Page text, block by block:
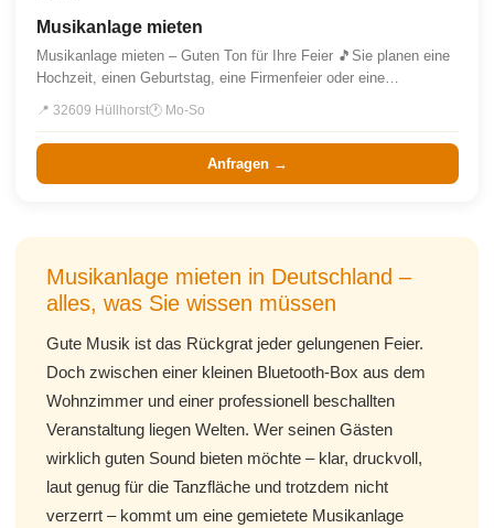
Musikanlage mieten
Musikanlage mieten – Guten Ton für Ihre Feier 🎵Sie planen eine
Hochzeit, einen Geburtstag, eine Firmenfeier oder eine…
📍 32609 Hüllhorst🕐 Mo-So
Anfragen →
Musikanlage mieten in Deutschland –
alles, was Sie wissen müssen
Gute Musik ist das Rückgrat jeder gelungenen Feier.
Doch zwischen einer kleinen Bluetooth-Box aus dem
Wohnzimmer und einer professionell beschallten
Veranstaltung liegen Welten. Wer seinen Gästen
wirklich guten Sound bieten möchte – klar, druckvoll,
laut genug für die Tanzfläche und trotzdem nicht
verzerrt – kommt um eine gemietete Musikanlage